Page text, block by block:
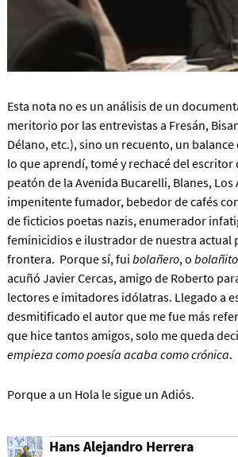
Esta nota no es un análisis de un
meritorio por las entrevistas a Fresán,
Délano, etc.), sino un recuento, un
lo que aprendí, tomé y rechacé del escritor
peatón de la Avenida Bucarelli, Blanes, Los
impenitente fumador, bebedor de cafés
de ficticios poetas nazis, enumerador
feminicidios e ilustrador de nuestra actual
frontera. Porque sí, fui bolañero, o bolañito
acuñó Javier Cercas, amigo de Roberto
lectores e imitadores idólatras. Llegado a
desmitificado el autor que me fue más
que hice tantos amigos, solo me queda
empieza como poesía acaba como crónica.
Porque a un Hola le sigue un Adiós.
Hans Alejandro Herrera